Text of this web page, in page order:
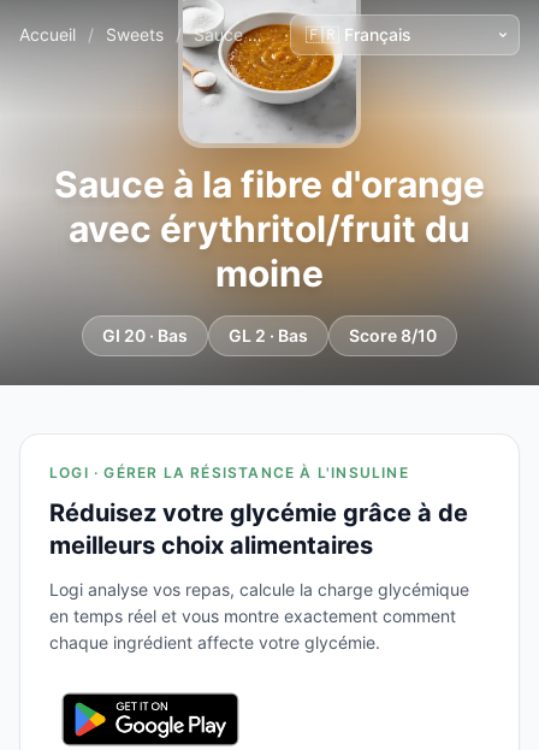
Accueil / Sweets / Sauce à la fibre d'orange avec érythritol/fruit du moine
Sauce à la fibre d'orange
avec érythritol/fruit du
moine
GI 20 · Bas GL 2 · Bas Score 8/10
LOGI · GÉRER LA RÉSISTANCE À L'INSULINE
Réduisez votre glycémie grâce à de
meilleurs choix alimentaires
Logi analyse vos repas, calcule la charge glycémique
en temps réel et vous montre exactement comment
chaque ingrédient affecte votre glycémie.